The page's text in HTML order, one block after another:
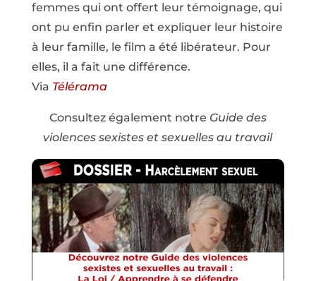
femmes qui ont offert leur témoignage, qui
ont pu enfin parler et expliquer leur histoire
à leur famille, le film a été libérateur. Pour
elles, il a fait une différence.
Via Télérama
Consultez également notre Guide des
violences sexistes et sexuelles au travail